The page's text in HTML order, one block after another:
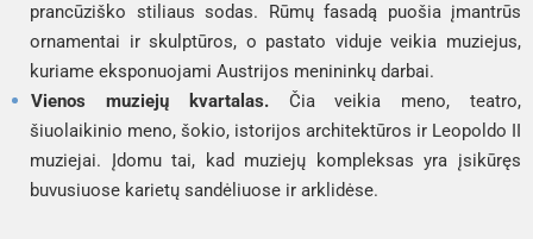
prancūziško stiliaus sodas. Rūmų fasadą puošia įmantrūs
ornamentai ir skulptūros, o pastato viduje veikia muziejus,
kuriame eksponuojami Austrijos menininkų darbai.
Vienos muziejų kvartalas. Čia veikia meno, teatro,
šiuolaikinio meno, šokio, istorijos architektūros ir Leopoldo II
muziejai. Įdomu tai, kad muziejų kompleksas yra įsikūręs
buvusiuose karietų sandėliuose ir arklidėse.